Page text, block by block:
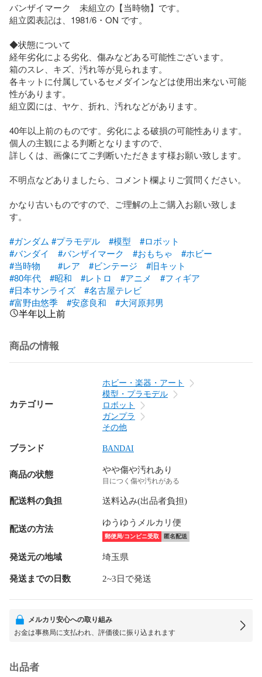
バンザイマーク　未組立の【当時物】です。
組立図表記は、1981/6・ON です。
◆状態について
経年劣化による劣化、傷みなどある可能性ございます。
箱のスレ、キズ、汚れ等が見られます。
各キットに付属しているセメダインなどは使用出来ない可能
性があります。
組立図には、ヤケ、折れ、汚れなどがあります。
40年以上前のものです。劣化による破損の可能性あります。
個人の主観による判断となりますので、
詳しくは、画像にてご判断いただきます様お願い致します。
不明点などありましたら、コメント欄よりご質問ください。
かなり古いものですので、ご理解の上ご購入お願い致しま
す。
#ガンダム #プラモデル #模型
#ロボット
#バンダイ
#バンザイマーク #おもちゃ
#ホビー
#当時物
#レア #ビンテージ
#旧キット
#80年代
#昭和 #レトロ #アニメ
#フィギア
#日本サンライズ
#名古屋テレビ
#富野由悠季
#安彦良和 #大河原邦男
半年以上前
商品の情報
カテゴリー
ホビー・楽器・アート
模型・プラモデル
ロボット
ガンプラ
その他
ブランド BANDAI
商品の状態 やや傷や汚れあり
目につく傷や汚れがある
配送料の負担 送料込み(出品者負担)
配送の方法
ゆうゆうメルカリ便
郵便局/コンビニ受取 匿名配送
発送元の地域 埼玉県
発送までの日数 2~3日で発送
メルカリ安心への取り組み
お金は事務局に支払われ、評価後に振り込まれます
出品者